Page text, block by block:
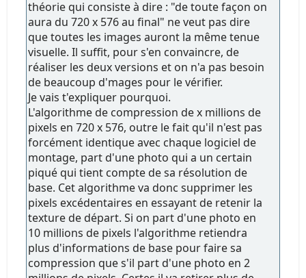
théorie qui consiste à dire : "de toute façon on
aura du 720 x 576 au final" ne veut pas dire
que toutes les images auront la même tenue
visuelle. Il suffit, pour s'en convaincre, de
réaliser les deux versions et on n'a pas besoin
de beaucoup d'mages pour le vérifier.
Je vais t'expliquer pourquoi.
L'algorithme de compression de x millions de
pixels en 720 x 576, outre le fait qu'il n'est pas
forcément identique avec chaque logiciel de
montage, part d'une photo qui a un certain
piqué qui tient compte de sa résolution de
base. Cet algorithme va donc supprimer les
pixels excédentaires en essayant de retenir la
texture de départ. Si on part d'une photo en
10 millions de pixels l'algorithme retiendra
plus d'informations de base pour faire sa
compression que s'il part d'une photo en 2